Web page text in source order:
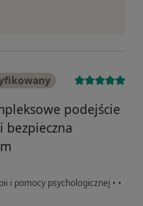
podejście
bezpieczna
i pomocy psychologicznej • •